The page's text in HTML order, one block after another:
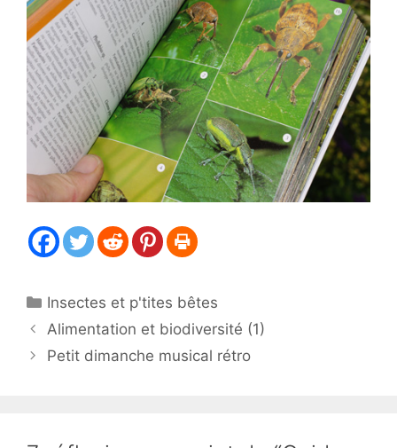
Catégories
Insectes et p'tites bêtes
Alimentation et biodiversité (1)
Petit dimanche musical rétro